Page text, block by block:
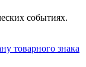
событиях.
товарного знака